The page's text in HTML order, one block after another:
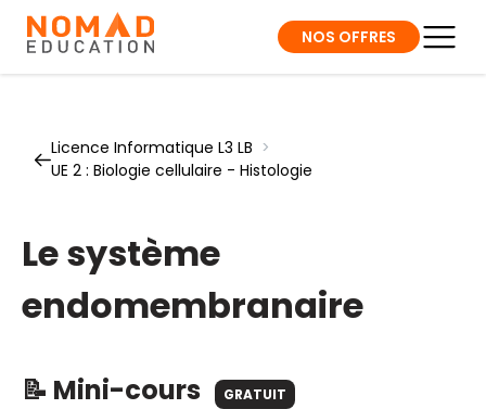
NOS OFFRES
Licence Informatique L3 LB >
UE 2 : Biologie cellulaire - Histologie
Le système
endomembranaire
📝 Mini-cours GRATUIT